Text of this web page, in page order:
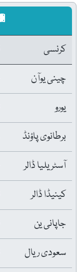
کرنسی
چینی یوآن
یورو
برطانوی پاؤنڈ
آسٹریلیا ڈالر
کینیڈا ڈالر
جاپانی ین
سعودی ریال